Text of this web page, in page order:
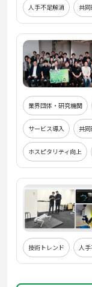
人手不足解消 共
業界団体・研究機関
サービス導入 共
ホスピタリティ向上
技術トレンド 人